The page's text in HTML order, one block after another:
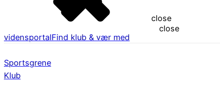
close
close
vidensportalFind klub & vær med
Sportsgrene
Klub